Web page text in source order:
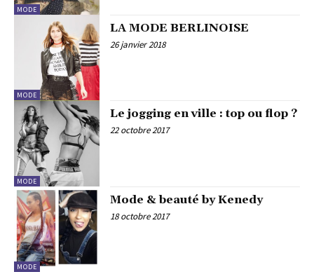
MODE
MODE
LA MODE BERLINOISE
26 janvier 2018
MODE
Le jogging en ville : top ou flop ?
22 octobre 2017
MODE
Mode & beauté by Kenedy
18 octobre 2017